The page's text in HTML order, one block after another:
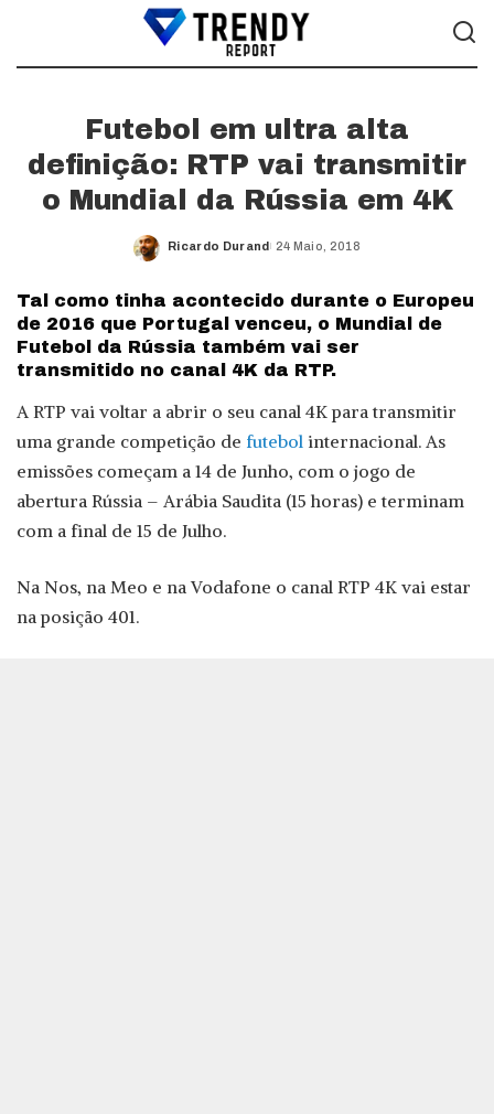
Futebol em ultra alta
definição: RTP vai transmitir
o Mundial da Rússia em 4K
Posted
Ricardo Durand 24 Maio, 2018
Tal como tinha acontecido durante o Europeu
de 2016 que Portugal venceu, o Mundial de
Futebol da Rússia também vai ser
transmitido no canal 4K da RTP.
A RTP vai voltar a abrir o seu canal 4K para transmitir
uma grande competição de futebol internacional. As
emissões começam a 14 de Junho, com o jogo de
abertura Rússia – Arábia Saudita (15 horas) e terminam
com a final de 15 de Julho.
Na Nos, na Meo e na Vodafone o canal RTP 4K vai estar
na posição 401.